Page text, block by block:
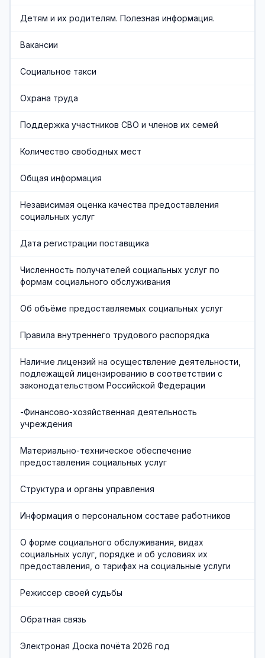
Административная служба
Обеспечивающая служба
Учредители организации
организационного обеспечения
граждан пожилого возраста и инвалидов
Социальные партнеры
Детям и их родителям. Полезная информация.
Вакансии
Социальное такси
Охрана труда
Поддержка участников СВО и членов их семей
Количество свободных мест
Общая информация
Независимая оценка качества предоставления
социальных услуг
Дата регистрации поставщика
Численность получателей социальных услуг по
формам социального обслуживания
Об объёме предоставляемых социальных услуг
Правила внутреннего трудового распорядка
Наличие лицензий на осуществление деятельности,
подлежащей лицензированию в соответствии с
законодательством Российской Федерации
-Финансово-хозяйственная деятельность
учреждения
Материально-техническое обеспечение
предоставления социальных услуг
Структура и органы управления
Информация о персональном составе работников
О форме социального обслуживания, видах
социальных услуг, порядке и об условиях их
предоставления, о тарифах на социальные услуги
Режиссер своей судьбы
Обратная связь
Электроная Доска почёта 2026 год